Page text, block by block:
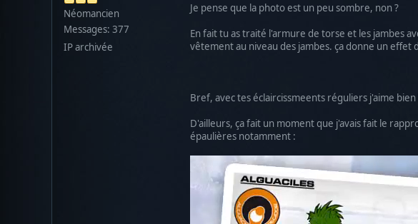
Néomancien
Messages: 377
IP archivée
Je pense que la photo est un peu sombre, non ?
En fait tu as traité l'armure de torse et les jambes
vêtement au niveau des jambes. ça donne un
Bref, avec tes éclaircissmeents réguliers j'aime
D'ailleurs, ça fait un moment que j'avais fait le
épaulières notamment :